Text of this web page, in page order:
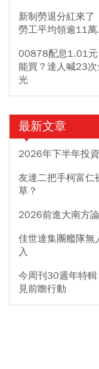
新制勞退分紅來了
勞工平均領逾11
00878配息1.01元
能買？達人喊23
光
最新文章
2026年下半年投
友達二把手柯富仁
草？
2026前進大南方
佳世達集團艦隊無
入
今周刊30週年特
見前瞻行動